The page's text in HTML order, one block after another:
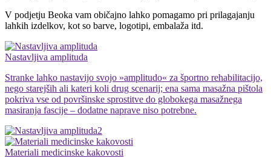
V podjetju Beoka vam običajno lahko pomagamo pri prilagajanju
lahkih izdelkov, kot so barve, logotipi, embalaža itd.
Nastavljiva amplituda
Stranke lahko nastavijo svojo »amplitudo« za športno rehabilitacijo,
nego starejših ali kateri koli drug scenarij; ena sama masažna pištola
pokriva vse od površinske sprostitve do globokega masažnega
masiranja fascije – dodatne naprave niso potrebne.
Materiali medicinske kakovosti